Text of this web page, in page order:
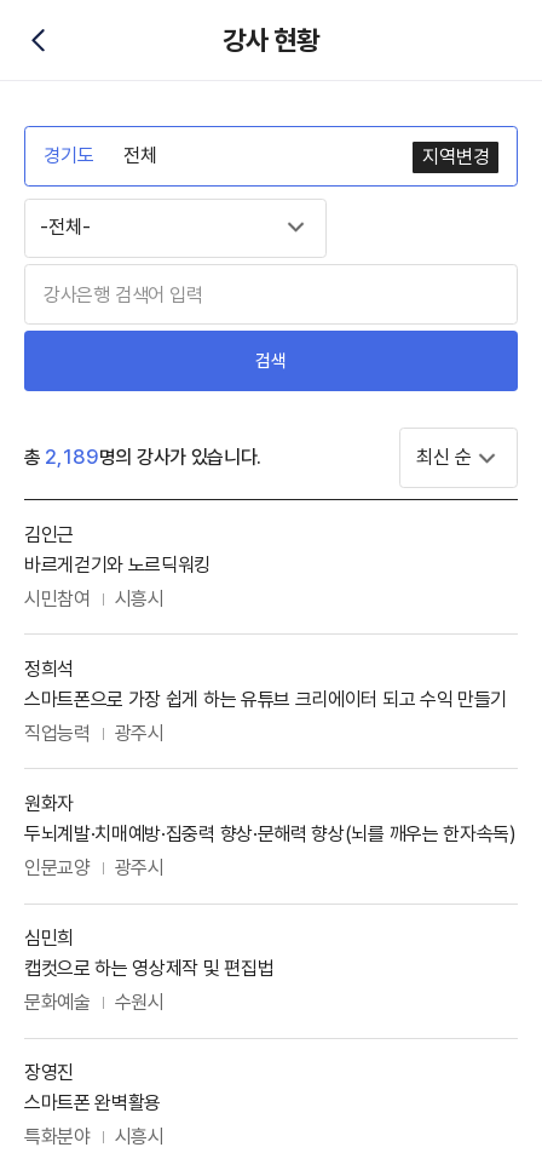
뒤로가기 강사 현황
경기도 전체 지역변경
검색
총 2,189명의 강사가 있습니다.
분야
시민참여
강사명
김인근
강사주제
바르게걷기와 노르딕워킹
활동지역
시흥시
분야
직업능력
강사명
정희석
강사주제
스마트폰으로 가장 쉽게 하는 유튜브 크리에이터 되고 수익 만들기
활동지역
광주시
분야
인문교양
강사명
원화자
강사주제
두뇌계발·치매예방·집중력 향상·문해력 향상(뇌를 깨우는 한자속독)
활동지역
광주시
분야
문화예술
강사명
심민희
강사주제
캡컷으로 하는 영상제작 및 편집법
활동지역
수원시
분야
특화분야
강사명
장영진
강사주제
스마트폰 완벽활용
활동지역
시흥시